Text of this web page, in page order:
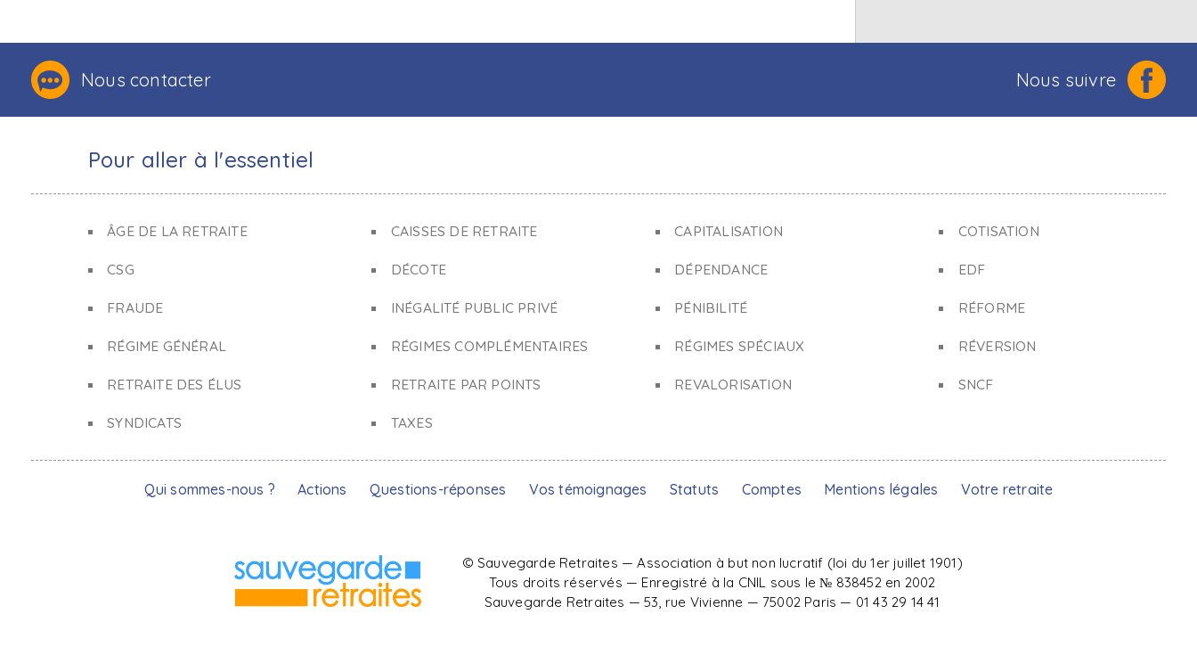
Nous contacter Nous suivre
Pour aller à l'essentiel
ÂGE DE LA RETRAITE CAISSES DE RETRAITE CAPITALISATION COTISATION
CSG DÉCOTE DÉPENDANCE EDF
FRAUDE INÉGALITÉ PUBLIC PRIVÉ PÉNIBILITÉ RÉFORME
RÉGIME GÉNÉRAL RÉGIMES COMPLÉMENTAIRES RÉGIMES SPÉCIAUX RÉVERSION
RETRAITE DES ÉLUS RETRAITE PAR POINTS REVALORISATION SNCF
SYNDICATS TAXES
Qui sommes-nous ? Actions Questions-réponses Vos témoignages Statuts Comptes Mentions légales Votre retraite
© Sauvegarde Retraites — Association à but non lucratif (loi du 1er juillet 1901)
Tous droits réservés — Enregistré à la CNIL sous le № 838452 en 2002
Sauvegarde Retraites — 53, rue Vivienne — 75002 Paris — 01 43 29 14 41